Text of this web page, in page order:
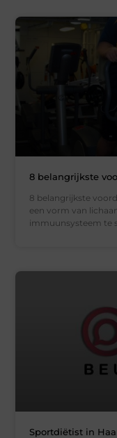
8 belangrijkste
8 belangrijkste
een vorm van
immuunsysteem te
Sportdiëtist in